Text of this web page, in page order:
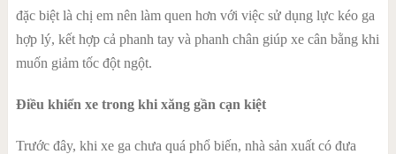
đặc biệt là chị em nên làm quen hơn với việc sử dụng lực kéo ga
hợp lý, kết hợp cả phanh tay và phanh chân giúp xe cân bằng khi
muốn giảm tốc đột ngột.
Điều khiển xe trong khi xăng gần cạn kiệt
Trước đây, khi xe ga chưa quá phổ biến, nhà sản xuất có đưa